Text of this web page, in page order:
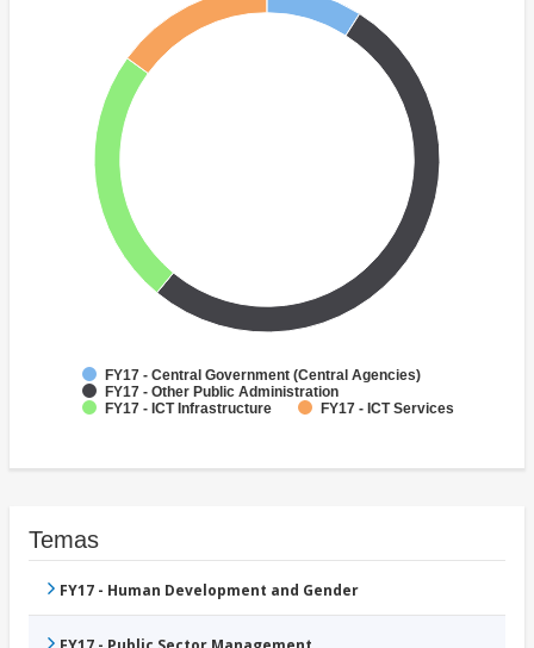
FY17 - Central Government (Central Agencies)
FY17 - Other Public Administration
FY17 - ICT Infrastructure
FY17 - ICT Services
Temas
FY17 - Human Development and Gender